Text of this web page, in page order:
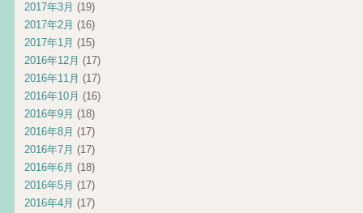
2017年3月 (19)
2017年2月 (16)
2017年1月 (15)
2016年12月 (17)
2016年11月 (17)
2016年10月 (16)
2016年9月 (18)
2016年8月 (17)
2016年7月 (17)
2016年6月 (18)
2016年5月 (17)
2016年4月 (17)